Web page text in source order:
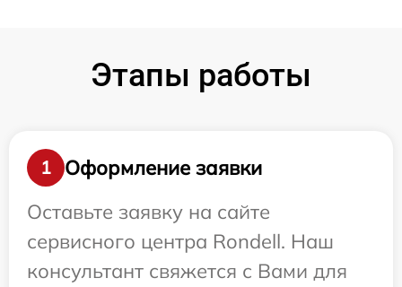
Этапы работы
1
Оформление заявки
Оставьте заявку на сайте
сервисного центра Rondell. Наш
консультант свяжется с Вами для